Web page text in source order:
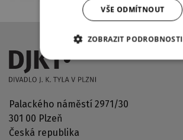
Palackého náměstí 2971/30
301 00 Plzeň
Česká republika
VŠE ODMÍTNOUT
ZOBRAZIT PODROBNOSTI